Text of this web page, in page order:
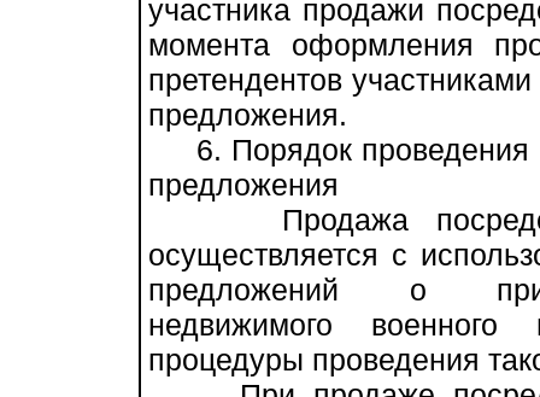
участника продажи
момента оформления
претендентов
предложения.
6. Порядок проведения
предложения
Продажа
осуществляется с
предложений о
недвижимого
процедуры проведения